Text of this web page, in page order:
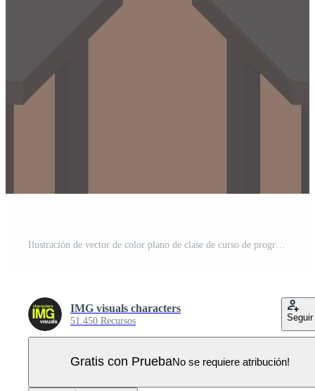
IMG visuals characters
51.450 Recursos Seguir
Gratis con PruebaNo se requiere atribución!